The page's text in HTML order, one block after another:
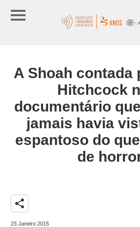
A Shoah contada
Hitchcock
documentário
jamais havia
espantoso do
de
share
23 Janeiro 2015